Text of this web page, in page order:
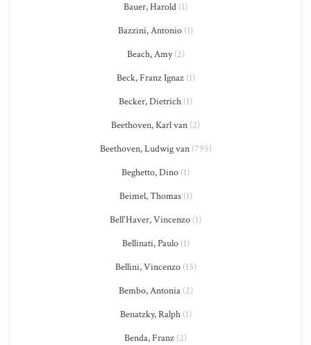
Bauer, Harold (1)
Bazzini, Antonio (1)
Beach, Amy(2)
Beck, Franz Ignaz(1)
Becker, Dietrich (1)
Beethoven, Karl van (2)
Beethoven, Ludwig van(795)
Beghetto, Dino (1)
Beimel, Thomas(1)
Bell'Haver, Vincenzo (1)
Bellinati, Paulo(1)
Bellini, Vincenzo(15)
Bembo, Antonia(2)
Benatzky, Ralph(1)
Benda, Franz (2)